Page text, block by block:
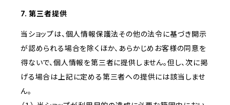
7. 第三者提供
当ショップは、個人情報保護法その他の法令に基づき開示
が認められる場合を除くほか、あらかじめお客様の同意を
得ないで、個人情報を第三者に提供しません。但し、次に掲
げる場合は上記に定める第三者への提供には該当しませ
ん。